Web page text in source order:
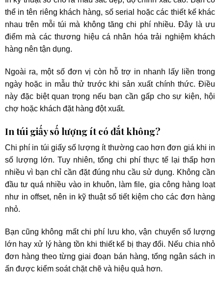
thể in tên riêng khách hàng, số serial hoặc các thiết kế khác
nhau trên mỗi túi mà không tăng chi phí nhiều. Đây là ưu
điểm mà các thương hiệu cá nhân hóa trải nghiệm khách
hàng nên tận dụng.
Ngoài ra, một số đơn vị còn hỗ trợ in nhanh lấy liền trong
ngày hoặc in mẫu thử trước khi sản xuất chính thức. Điều
này đặc biệt quan trọng nếu bạn cần gấp cho sự kiện, hội
chợ hoặc khách đặt hàng đột xuất.
In túi giấy số lượng ít có đắt không?
Chi phí in túi giấy số lượng ít thường cao hơn đơn giá khi in
số lượng lớn. Tuy nhiên, tổng chi phí thực tế lại thấp hơn
nhiều vì bạn chỉ cần đặt đúng nhu cầu sử dụng. Không cần
đầu tư quá nhiều vào in khuôn, làm file, gia công hàng loạt
như in offset, nên in kỹ thuật số tiết kiệm cho các đơn hàng
nhỏ.
Bạn cũng không mất chi phí lưu kho, vận chuyển số lượng
lớn hay xử lý hàng tồn khi thiết kế bị thay đổi. Nếu chia nhỏ
đơn hàng theo từng giai đoạn bán hàng, tổng ngân sách in
ấn được kiểm soát chặt chẽ và hiệu quả hơn.